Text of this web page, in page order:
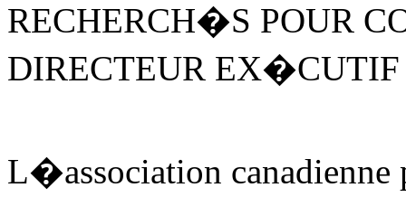
RECHERCH�S POUR
DIRECTEUR EX�CUTIF
L�association